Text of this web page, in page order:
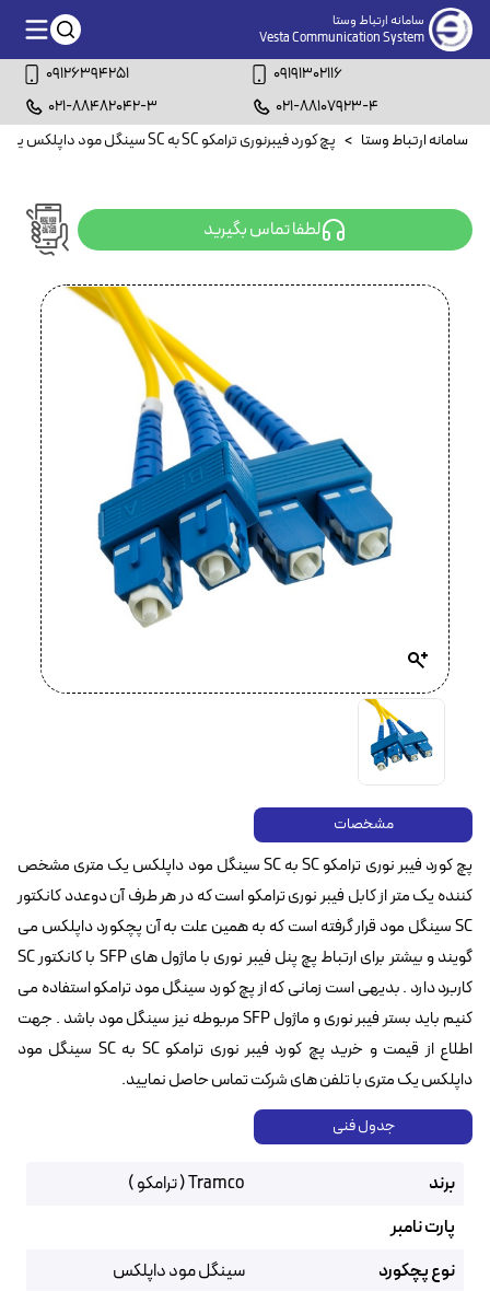
سامانه ارتباط وستا
Vesta Communication System
09126394251
09191302116
021-88482042-3
021-88107923-4
سامانه ارتباط وستا > پچ کورد فیبرنوری ترامکو SC به SC سینگل مود داپلکس یک متری
لطفا تماس بگیرید
مشخصات
پچ کورد فیبر نوری ترامکو SC به SC سینگل مود داپلکس یک متری مشخص
کننده یک متر از کابل فیبر نوری ترامکو است که در هر طرف آن دوعدد کانکتور
SC سینگل مود قرار گرفته است که به همین علت به آن پچکورد داپلکس می
گویند و بیشتر برای ارتباط پچ پنل فیبر نوری با ماژول های SFP با کانکتور SC
کاربرد دارد . بدیهی است زمانی که از پچ کورد سینگل مود ترامکو استفاده می
کنیم باید بستر فیبر نوری و ماژول SFP مربوطه نیز سینگل مود باشد . جهت
اطلاع از قیمت و خرید پچ کورد فیبر نوری ترامکو SC به SC سینگل مود
داپلکس یک متری با تلفن های شرکت تماس حاصل نمایید.
جدول فنی
برند
Tramco ( ترامکو )
پارت نامبر
نوع پچکورد
سینگل مود داپلکس